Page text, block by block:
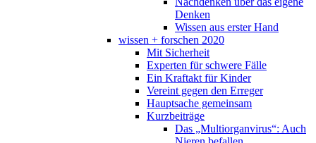
Denken
Wissen aus erster Hand
wissen + forschen 2020
Mit Sicherheit
Experten für schwere Fälle
Ein Kraftakt für Kinder
Vereint gegen den Erreger
Hauptsache gemeinsam
Kurzbeiträge
Das „Multiorganvirus“: Auch